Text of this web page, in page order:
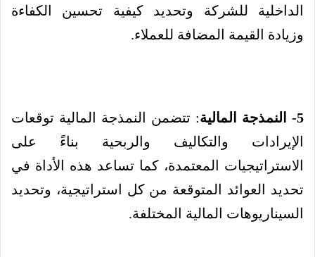
الداخلية للشركة وتحديد كيفية تحسين الكفاءة
وزيادة القيمة المضافة للعملاء.
5- النمذجة المالية
: تتضمن النمذجة المالية توقعات
الإيرادات والتكاليف والربحية بناءً على
الاستراتيجيات المعتمدة، كما تساعد هذه الأداة في
تحديد العوائد المتوقعة من كل استراتيجية، وتحديد
السيناريوهات المالية المختلفة.